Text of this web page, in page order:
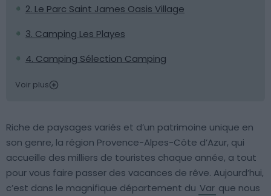
2. Le Parc Saint James Oasis Village
3. Camping Les Playes
4. Camping Sélection Camping
Voir plus
Riche de paysages variés et d’un patrimoine unique en
son genre, la région Provence-Alpes-Côte d’Azur, qui
accueille des milliers de touristes chaque année, a tout
pour vous faire passer des vacances de rêve. Aujourd’hui,
c’est dans le magnifique département du Var que nous